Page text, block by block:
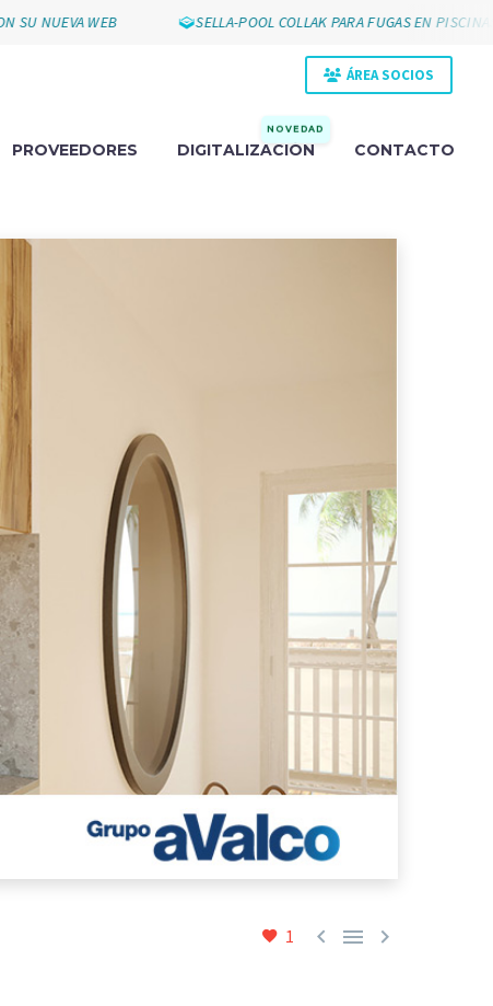
WEB SELLA-POOL COLLAK PARA FUGAS EN PISCINAS
ÁREA SOCIOS
PROVEEDORES DIGITALIZACIÓN
NOVEDAD
CONTACTO
1   